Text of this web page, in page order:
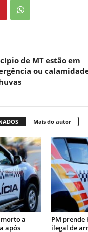
de MT estão em
ou
Mais do autor
morto a
após
PM
ilegal de